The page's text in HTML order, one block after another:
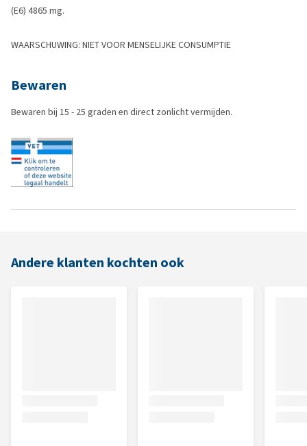
(E6) 4865 mg.
WAARSCHUWING: NIET VOOR MENSELIJKE CONSUMPTIE
Bewaren
Bewaren bij 15 - 25 graden en direct zonlicht vermijden.
Andere klanten kochten ook